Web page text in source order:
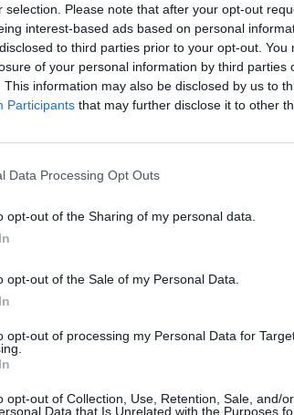
selection. Please note that after your opt-out
interest-based ads based on personal
to third parties prior to your opt-out.
of your personal information by third parties
This information may also be disclosed by us to
Participants that may further disclose it to other
Data Processing Opt Outs
opt-out of the Sharing of my personal data.
opt-out of the Sale of my Personal Data.
opt-out of processing my Personal Data for
opt-out of Collection, Use, Retention, Sale, and/
Data that Is Unrelated with the Purposes